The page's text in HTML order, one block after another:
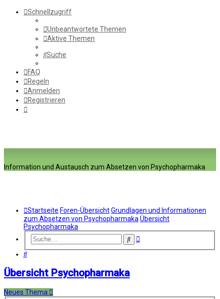
Schnellzugriff
Unbeantwortete Themen
Aktive Themen
Suche
FAQ
Regeln
Anmelden
Registrieren
Information und Austausch zum Absetzen von Psychopharmaka
Startseite Foren-ÜbersichtGrundlagen und Informationen
zum Absetzen von Psychopharmaka Übersicht
Psychopharmaka
SucheErweiterte
Suche
Übersicht Psychopharmaka
Neues Thema